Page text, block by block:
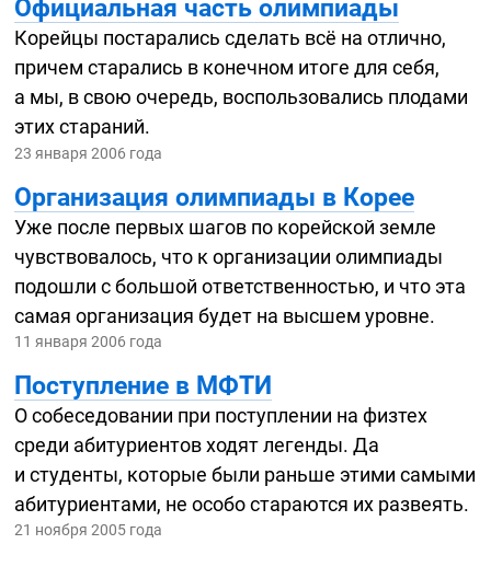
Официальная часть олимпиады
Корейцы постарались сделать всё на отлично,
причем старались в конечном итоге для себя,
а мы, в свою очередь, воспользовались плодами
этих стараний.
23 января 2006 года
Организация олимпиады в Корее
Уже после первых шагов по корейской земле
чувствовалось, что к организации олимпиады
подошли с большой ответственностью, и что эта
самая организация будет на высшем уровне.
11 января 2006 года
Поступление в МФТИ
О собеседовании при поступлении на физтех
среди абитуриентов ходят легенды. Да
и студенты, которые были раньше этими самыми
абитуриентами, не особо стараются их развеять.
21 ноября 2005 года